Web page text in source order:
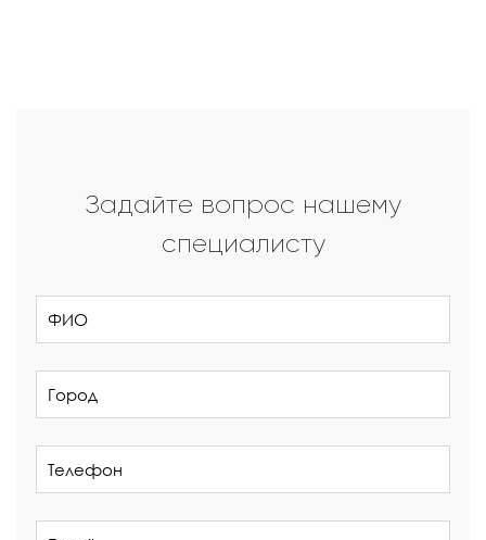
Задайте вопрос нашему
специалисту